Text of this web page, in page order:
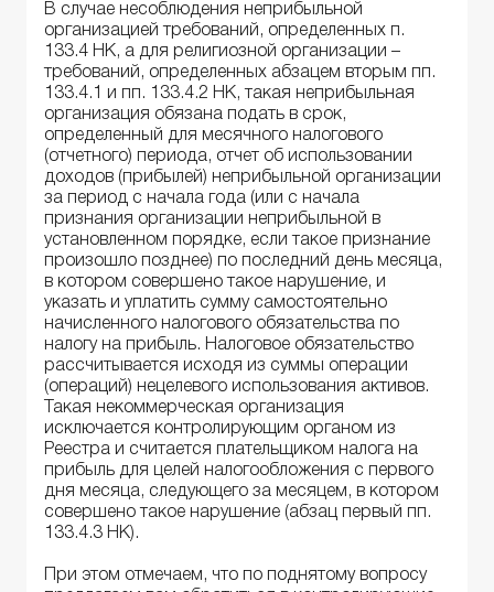
В случае несоблюдения неприбыльной
организацией требований, определенных п.
133.4 НК, а для религиозной организации –
требований, определенных абзацем вторым пп.
133.4.1 и пп. 133.4.2 НК, такая неприбыльная
организация обязана подать в срок,
определенный для месячного налогового
(отчетного) периода, отчет об использовании
доходов (прибылей) неприбыльной организации
за период с начала года (или с начала
признания организации неприбыльной в
установленном порядке, если такое признание
произошло позднее) по последний день месяца,
в котором совершено такое нарушение, и
указать и уплатить сумму самостоятельно
начисленного налогового обязательства по
налогу на прибыль. Налоговое обязательство
рассчитывается исходя из суммы операции
(операций) нецелевого использования активов.
Такая некоммерческая организация
исключается контролирующим органом из
Реестра и считается плательщиком налога на
прибыль для целей налогообложения с первого
дня месяца, следующего за месяцем, в котором
совершено такое нарушение (абзац первый пп.
133.4.3 НК).
При этом отмечаем, что по поднятому вопросу